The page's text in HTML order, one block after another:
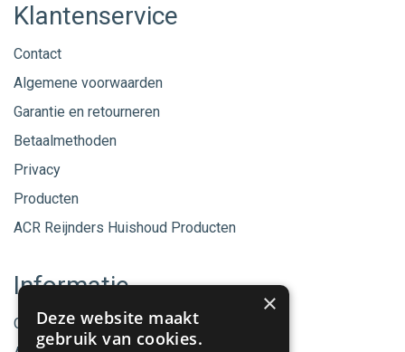
Klantenservice
Contact
Algemene voorwaarden
Garantie en retourneren
Betaalmethoden
Privacy
Producten
ACR Reijnders Huishoud Producten
Informatie
Onze merken
×
Deze website maakt
gebruik van cookies.